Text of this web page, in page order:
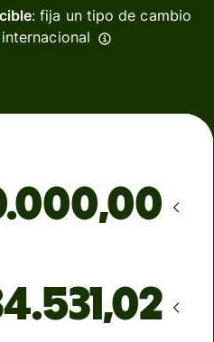
: fija un tipo de cambio
,00